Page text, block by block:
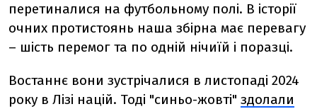
перетиналися на футбольному полі. В історії
очних протистоянь наша збірна має перевагу
– шість перемог та по одній нічиїй і поразці.
Востаннє вони зустрічалися в листопаді 2024
року в Лізі націй. Тоді "синьо-жовті" здолали